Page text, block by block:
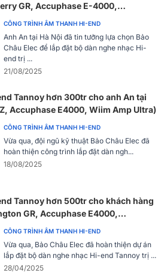
sâu lần lượt là 477 x 156 x 394 mm
gây quá nhiều khó khăn cho
DP750 là hệ thống các nút bấm, nút
đầy đủ, có màn hình Led hiển thị
bị. Tên thương hiệu "Accuphase” màu
kế chính giữa.
GR, Accuphase E-4000,
CÔNG TRÌNH ÂM THANH HI-END
Anh An tại Hà Nội đã tin tưởng lựa chọn Bảo
Châu Elec để lắp đặt bộ dàn nghe nhạc Hi-
end trị ...
21/08/2025
Tannoy hơn 300tr cho anh An tại
Accuphase E4000, Wiim Amp Ultra)
CÔNG TRÌNH ÂM THANH HI-END
Vừa qua, đội ngũ kỹ thuật Bảo Châu Elec đã
hoàn thiện công trình lắp đặt dàn ngh...
18/08/2025
Tannoy hơn 500tr cho khách hàng
GR, Accuphase E4000,
CÔNG TRÌNH ÂM THANH HI-END
Vừa qua, Bảo Châu Elec đã hoàn thiện dự án
lắp đặt bộ dàn nghe nhạc Hi-end Tannoy trị ...
28/04/2025